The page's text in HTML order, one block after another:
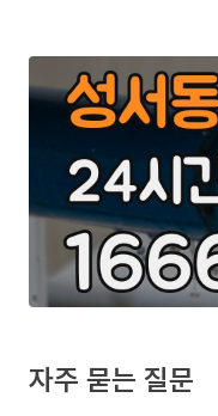
자주 묻는 질문